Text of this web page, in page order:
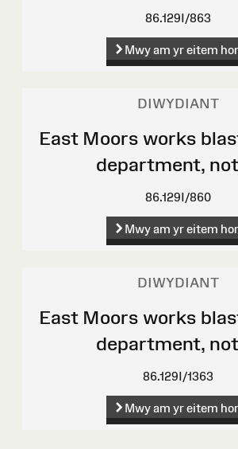
86.129I/863
Mwy am yr eitem
DIWYDIANT
East Moors works
department,
86.129I/860
Mwy am yr eitem
DIWYDIANT
East Moors works
department,
86.129I/1363
Mwy am yr eitem